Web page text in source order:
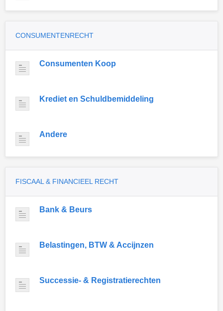
CONSUMENTENRECHT
Consumenten Koop
Krediet en Schuldbemiddeling
Andere
FISCAAL & FINANCIEEL RECHT
Bank & Beurs
Belastingen, BTW & Accijnzen
Successie- & Registratierechten